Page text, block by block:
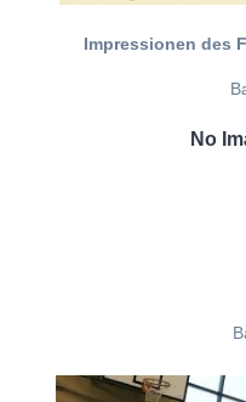
Impressionen des
No